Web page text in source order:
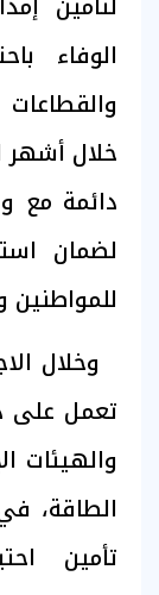
الوفاء
خلال
دائمة مع
لضمان
للمواطنين
وخلال
تعمل على
والهيئات
الطاقة،
تأمين